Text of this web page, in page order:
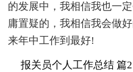
的发展中，我相信我也一
庸置疑的，我相信我会做
来年中工作到最好!
报关员个人工作总结 篇2